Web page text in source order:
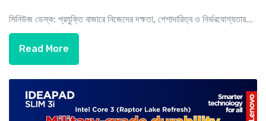
সিনিউজ ডেস্ক: প্রযুক্তি বাজারে নিজেদের দক্ষতা, পেশাদারিত্ব ও নির্ভরযোগ্যতার...
Read More